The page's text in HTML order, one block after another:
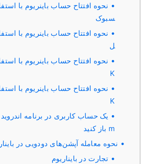
نحوه افتتاح حساب باینریوم با
سبوک
نحوه افتتاح حساب باینریوم با
ل
K
K
m باز کنید
نحوه معامله آپشن‌های دودویی در
تجارت در بایناریوم